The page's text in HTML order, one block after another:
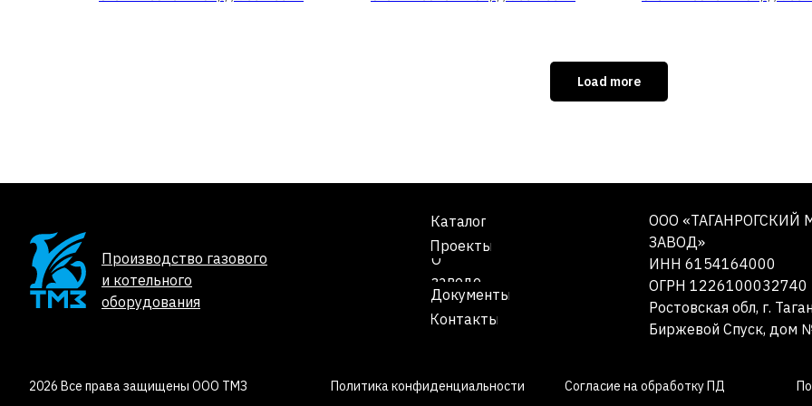
Load more
ООО «ТАГАНРОГСКИЙ
ЗАВОД»
ИНН 6154164000
ОГРН 1226100032740
Ростовская обл, г.
Биржевой Спуск, дом
Производство газового
и котельного
оборудования
2026 Все права защищены ООО ТМЗ Политика конфиденциальности Согласие на обработку ПД
Каталог
Проекты
О
заводе
Документы
Контакты